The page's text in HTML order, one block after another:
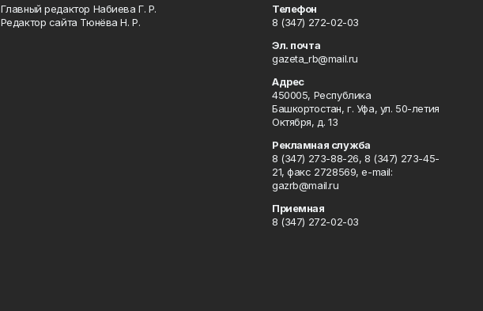
Главный редактор Набиева Г. Р.
Редактор сайта Тюнёва Н. Р.
Телефон
8 (347) 272-02-03
Эл. почта
gazeta_rb@mail.ru
Адрес
450005, Республика
Башкортостан, г. Уфа, ул. 50-летия
Октября, д. 13
Рекламная служба
8 (347) 273-88-26, 8 (347) 273-45-
21, факс 2728569, e-mail:
gazrb@mail.ru
Приемная
8 (347) 272-02-03